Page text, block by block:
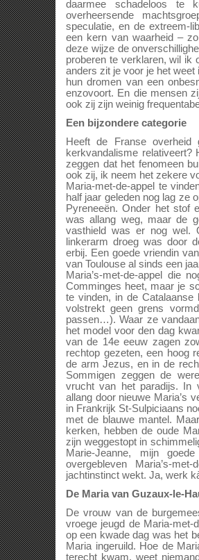
daarmee schadeloos te
overheersende
speculatie, en de extreem-
een kern van waarheid –
deze wijze de
proberen te verklaren, wil ik
anders zit je voor je het
hun dromen van een
enzovoort. En die mensen
ook zij zijn weinig
Een bijzondere categorie
Heeft de Franse
kerkvandalisme relativeert?
zeggen dat het fenomeen
ook zij, ik neem het zekere
Maria-met-de-appel te
half jaar geleden nog lag ze
Pyreneeën. Onder het stof
was allang weg, maar de
vasthield was er nog wel.
linkerarm droeg was door
erbij. Een goede vriendin
van Toulouse al sinds een
Maria’s-met-de-appel die
Comminges heet, maar je
te vinden, in de Catalaanse
volstrekt geen grens
passen…). Waar ze
het model voor den dag
van de 14e eeuw zagen
rechtop gezeten, een hoog
de arm Jezus, en in de
Sommigen zeggen de
vrucht van het paradijs. In
allang door nieuwe Maria’s
in Frankrijk St-Sulpiciaans
met de blauwe mantel.
kerken, hebben de oude
zijn weggestopt in
Marie-Jeanne, mijn
overgebleven Maria’s-
jachtinstinct wekt. Ja, werk
De Maria van Guzaux-le-
De vrouw van de
vroege jeugd de Maria-
op een kwade dag was het
Maria ingeruild. Hoe de
terecht kwam, weet